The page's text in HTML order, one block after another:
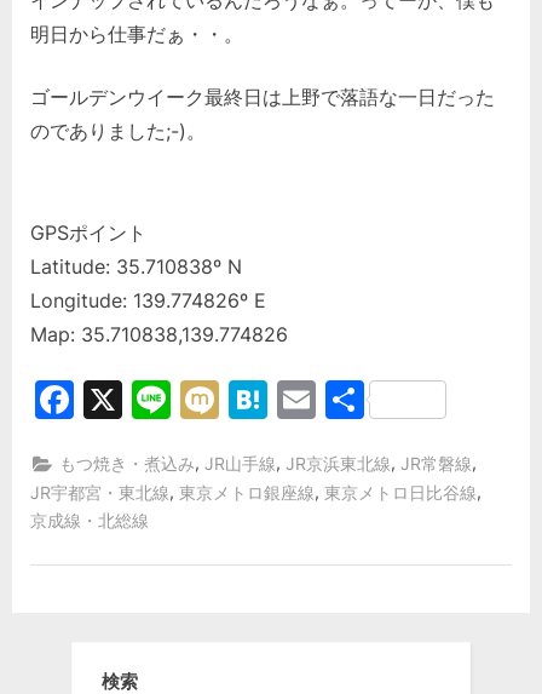
明日から仕事だぁ・・。
ゴールデンウイーク最終日は上野で落語な一日だった
のでありました;-)。
GPSポイント
Latitude: 35.710838º N
Longitude: 139.774826º E
Map: 35.710838,139.774826
Facebook
X LineMixiHatena
Email
共
もつ焼き・煮込み, JR山手線, JR京浜東北線, JR常磐線,
JR宇都宮・東北線, 東京メトロ銀座線, 東京メトロ日比谷線,
京成線・北総線
検索